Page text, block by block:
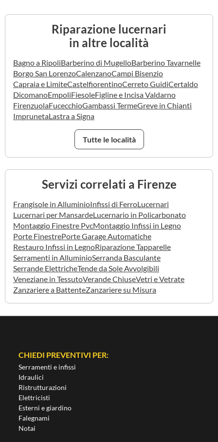
Riparazione lucernari
in altre località
Bagno a RipoliBarberino di MugelloBarberino Tavarnelle
Borgo San LorenzoCalenzanoCampi Bisenzio
Capraia e LimiteCastelfiorentinoCerreto GuidiCertaldo
DicomanoEmpoliFiesoleFigline e Incisa Valdarno
FirenzuolaFucecchioGambassi TermeGreve in Chianti
ImprunetaLastra a Signa
Tutte le località
Servizi correlati a Firenze
Frangisole in AlluminioInfissi di FerroLucernari
Lucernari per MansardeLucernario in Policarbonato
Montaggio Finestre PvcMontaggio Infissi in Legno
Porte FinestrePorte Garage Automatiche
Restauro Infissi in LegnoRiparazione Tapparelle
Serramenti in AlluminioSerranda Basculante
Serrande ElettricheTende da Sole Avvolgibili
Veneziane in TessutoVerande ChiuseVetri e Vetrate
Zanzariere a BattenteZanzariere su Misura
CHIEDI PREVENTIVI PER:
Serramenti e infissi
Idraulici
Ristrutturazioni
Elettricisti
Esterni e giardino
Falegnami
Notai